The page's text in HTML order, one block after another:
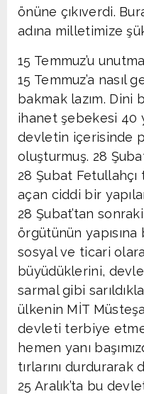
önüne çıkıverdi.
adına milletimize
15 Temmuz’u
15 Temmuz’a nasıl
bakmak lazım. Dini
ihanet şebekesi 40
devletin içerisinde
oluşturmuş. 28
28 Şubat
açan ciddi bir
28 Şubat’tan
örgütünün yapısına
sosyal ve ticari
büyüdüklerini,
sarmal gibi
ülkenin MİT
devleti terbiye
hemen yanı
tırlarını
25 Aralık’ta bu